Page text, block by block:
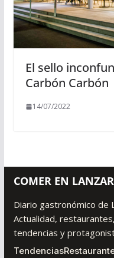
El sello
Carbón Carbón
14/07/2022
COMER EN
Diario gastronómico de
Actualidad,
tendencias y
Tendencias